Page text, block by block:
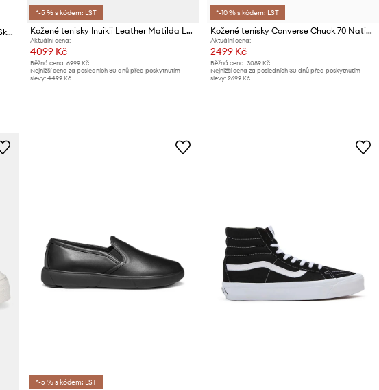
Tenisky Vans Premium Standards Old Skool 36
*-5 % s kódem: LST
Kožené tenisky Inuikii Leather Matilda Low
Aktuální cena:
4099 Kč
Běžná cena: 6999 Kč
Nejnižší cena za posledních 30 dnů před poskytnutím
slevy: 4499 Kč
*-10 % s kódem: LST
Kožené tenisky Converse Chuck 70 National
Aktuální cena:
2499 Kč
Běžná cena: 3089 Kč
Nejnižší cena za posledních 30 dnů před poskytnutím
slevy: 2699 Kč
*-5 % s kódem: LST